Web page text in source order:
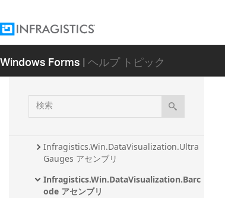
Windows Forms| ヘルプ トピック
検
索
Infragistics.Undo アセンブリ
ンブリ
Infragistics.Win.DataVisualization.Ultra
Infragistics.Win.DataVisualization.Ultra
Gauges アセンブリ
Infragistics.Win.DataVisualization.Barc
ode アセンブリ